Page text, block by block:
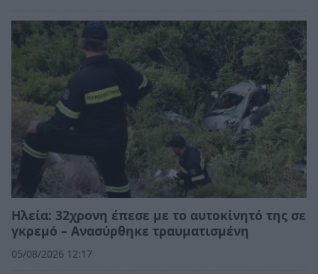
Ηλεία: 32χρονη έπεσε με το αυτοκίνητό της σε
γκρεμό – Ανασύρθηκε τραυματισμένη
05/08/2026 12:17